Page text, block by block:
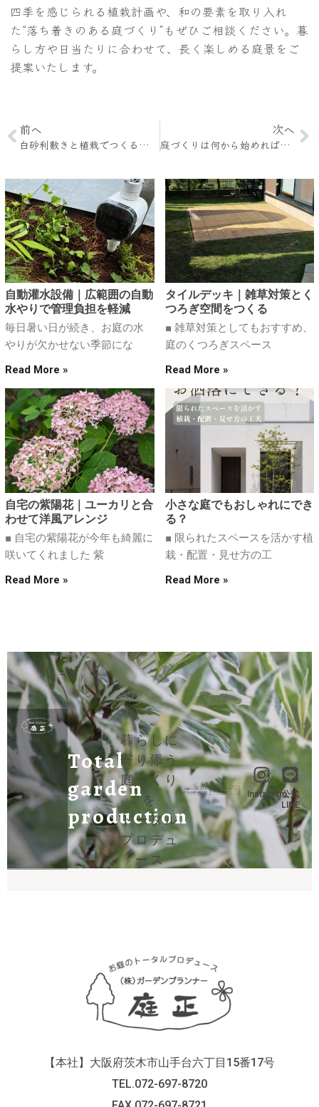
四季を感じられる植栽計画や、和の要素を取り入れ
た“落ち着きのある庭づくり”もぜひご相談ください。暮
らし方や日当たりに合わせて、長く楽しめる庭景をご
提案いたします。
前へ
白砂利敷きと植栽でつくる和モダンな庭づくり
次へ
庭づくりは何から始めればいい？
自動灌水設備｜広範囲の自動
水やりで管理負担を軽減
毎日暑い日が続き、お庭の水
やりが欠かせない季節にな
Read More »
タイルデッキ｜雑草対策とく
つろぎ空間をつくる
■ 雑草対策としてもおすすめ、
庭のくつろぎスペース
Read More »
自宅の紫陽花｜ユーカリと合
わせて洋風アレンジ
■ 自宅の紫陽花が今年も綺麗に
咲いてくれました 紫
Read More »
小さな庭でもおしゃれにでき
る？
■ 限られたスペースを活かす植
栽・配置・見せ方の工
Read More »
Total
garden
production
暮らしに
寄り添う
庭づくり
を
トータル
プロデュ
ース
Instagram公式
LINE
【本社】大阪府茨木市山手台六丁目15番17号
TEL.072-697-8720